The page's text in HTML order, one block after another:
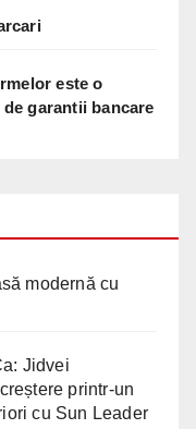
este o
garantii bancare
modernă cu
Jidvei
printr-un
cu Sun Leader